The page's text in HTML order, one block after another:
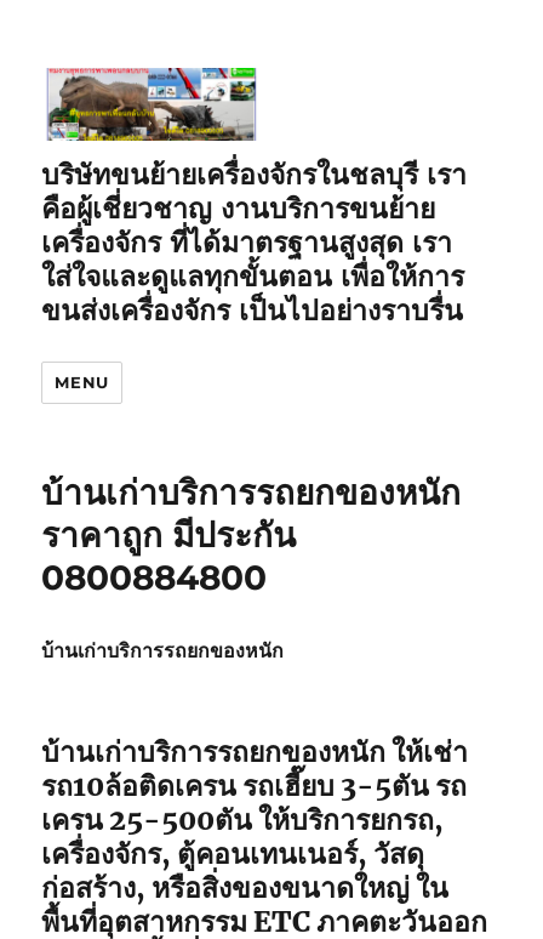
บริษัทขนย้ายเครื่องจักรในชลบุรี เรา
คือผู้เชี่ยวชาญ งานบริการขนย้าย
เครื่องจักร ที่ได้มาตรฐานสูงสุด เรา
ใส่ใจและดูแลทุกขั้นตอน เพื่อให้การ
ขนส่งเครื่องจักร เป็นไปอย่างราบรื่น
MENU
บ้านเก่าบริการรถยกของหนัก
ราคาถูก มีประกัน
0800884800
บ้านเก่าบริการรถยกของหนัก
บ้านเก่าบริการรถยกของหนัก ให้เช่า
รถ10ล้อติดเครน รถเฮี๊ยบ 3-5ตัน รถ
เครน 25-500ตัน ให้บริการยกรถ,
เครื่องจักร, ตู้คอนเทนเนอร์, วัสดุ
ก่อสร้าง, หรือสิ่งของขนาดใหญ่ ใน
พื้นที่อุตสาหกรรม ETC ภาคตะวันออก